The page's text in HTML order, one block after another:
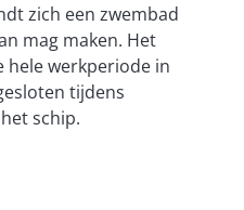
zich een zwembad
mag maken. Het
hele werkperiode in
tijdens
schip.